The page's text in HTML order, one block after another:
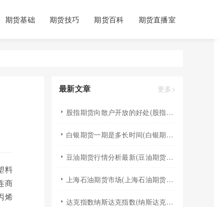
期货基础 期货技巧 期货百科 期货直播室
料
商
烯
最新文章 更多>
股指期货向散户开放的好处(股指期货对利空信息更加敏感吗)
白银期货一期是多长时间(白银期货涨幅一天最高多少)
豆油期货行情分析最新(豆油期货行情实时行情)
上海石油期货市场(上海石油期货市场行情)
达克指数纳斯达克指数(纳斯达克指数与纳斯达克100的区别)